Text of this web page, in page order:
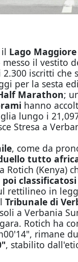
Lago Maggiore
il vestito
iscritti che
per la sesta
Marathon;
hanno
lungo i
Stresa a
, come da
tutto
Rotich (Kenya)
poi
rettilineo in
Tribunale di
a Verbania
Rotich ha
rimane
, stabilito